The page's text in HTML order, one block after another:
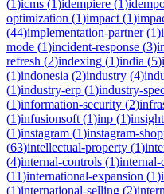
(1)icms (1)idempiere (1)
optimization (1)impact (1)
(44)implementation-partner(1)
mode (1)incident-response (3)
refresh (2)indexing (1)india (5)
(1)indonesia (2)industry (4)
(1)industry-erp (1)industry-
(1)information-security (2)
(1)infusionsoft (1)inp (1)
(1)instagram (1)instagram-
(63)intellectual-property (1)
(4)internal-controls (1)internal-
(11)international-expansion (1)
(1)international-selling (2)